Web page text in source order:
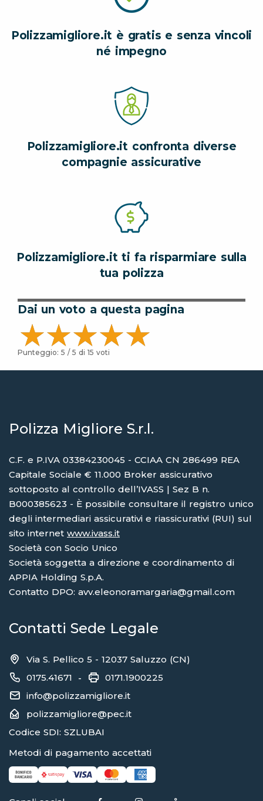
Polizzamigliore.it è gratis e senza vincoli
né impegno
Polizzamigliore.it confronta diverse
compagnie assicurative
Polizzamigliore.it ti fa risparmiare sulla
tua polizza
Dai un voto a questa pagina
Punteggio: 5 / 5 di 15 voti
Polizza Migliore S.r.l.
C.F. e P.IVA 03384230045 - CCIAA CN 286499 REA
Capitale Sociale € 11.000 Broker assicurativo
sottoposto al controllo dell’IVASS | Sez B n.
B000385623 - È possibile consultare il registro unico
degli intermediari assicurativi e riassicurativi (RUI) sul
sito internet www.ivass.it
Società con Socio Unico
Società soggetta a direzione e coordinamento di
APPIA Holding S.p.A.
Contatto DPO: avv.eleonoramargaria@gmail.com
Contatti Sede Legale
Via S. Pellico 5 - 12037 Saluzzo (CN)
0175.41671 -
0171.1900225
info@polizzamigliore.it
polizzamigliore@pec.it
Codice SDI: SZLUBAI
Metodi di pagamento accettati